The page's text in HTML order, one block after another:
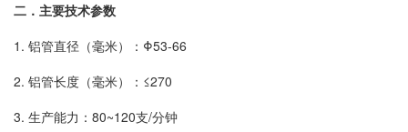
二．主要技术参数
1. 铝管直径（毫米）：Φ53-66
2. 铝管长度（毫米）：≤270
3. 生产能力：80~120支/分钟